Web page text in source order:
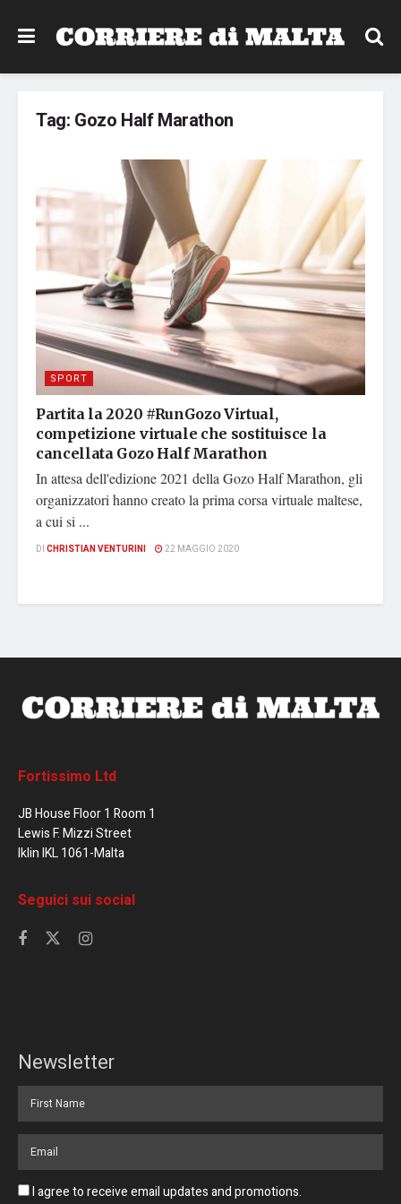
Tag: Gozo Half Marathon
SPORT
Partita la 2020 #RunGozo Virtual,
competizione virtuale che sostituisce la
cancellata Gozo Half Marathon
In attesa dell'edizione 2021 della Gozo Half Marathon, gli
organizzatori hanno creato la prima corsa virtuale maltese,
a cui si ...
DI CHRISTIAN VENTURINI 22 MAGGIO 2020
Fortissimo Ltd
JB House Floor 1 Room 1
Lewis F. Mizzi Street
Iklin IKL 1061-Malta
Seguici sui social
Newsletter
I agree to receive email updates and promotions.